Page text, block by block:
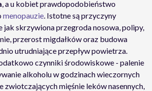
, a u kobiet prawdopodobieństwo
menopauzie. Istotne są przyczyny
jak skrzywiona przegroda nosowa, polipy,
przerost migdałków oraz budowa
utrudniające przepływ powietrza.
czynniki środowiskowe - palenie
alkoholu w godzinach wieczornych
zwiotczających mięśnie leków nasennych,